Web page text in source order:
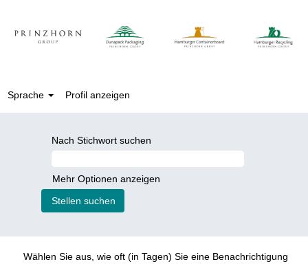
Sprache Profil anzeigen
Nach Stichwort suchen
Mehr Optionen anzeigen
Wählen Sie aus, wie oft (in Tagen) Sie eine Benachrichtigung